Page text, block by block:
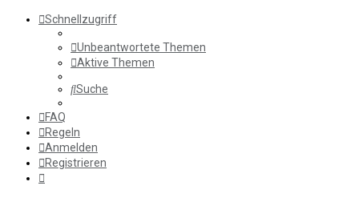
Schnellzugriff
Unbeantwortete Themen
Aktive Themen
Suche
FAQ
Regeln
Anmelden
Registrieren